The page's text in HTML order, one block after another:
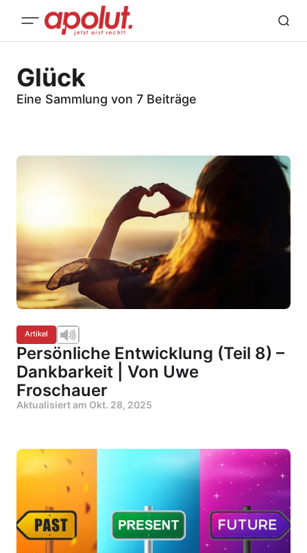
Glück
Eine Sammlung von 7 Beiträge
Artikel
Persönliche Entwicklung (Teil 8) –
Dankbarkeit | Von Uwe
Froschauer
Aktualisiert am Okt. 28, 2025